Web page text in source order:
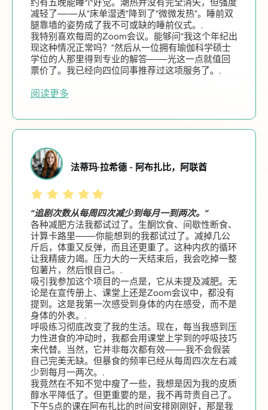
约有五晚能睡个好觉。潮热并没有完全消失，但强度
减轻了——从“床单湿透”降到了“微微发热”。睡前双
腿靠墙的姿势成了我不可或缺的睡前仪式。.
我特别喜欢每周的Zoom会议。能够问“我这个年纪出
现这种情况正常吗？”然后从一位拥有瑜伽科学硕士
学位的人那里得到专业的解答——光这一点就值回
票价了。我已经向四位同事推荐过这项服务了。.
阅读更多
法蒂玛·拉希德 - 阿布扎比，阿联酋
“追剧次数从每周四次减少到每月一到两次。”
各种减肥方法我都试过了。生酮饮食、间歇性断食、
计算卡路里——你能想到的我都试过了。减掉几公
斤后，体重又反弹，而且还更重了。这种内疚的循环
让我精疲力竭。压力大的一天结束后，我会吃掉一整
包薯片，然后恨自己。.
吸引我参加这个项目的一点是，它从未提及减肥。无
论是在宣传册上、课堂上还是Zoom会议中，都没有
提到。这是我第一次感受到身体的内在感受，而不是
身体的外表。.
呼吸练习彻底改变了我的生活。现在，每当我感到压
力性进食的冲动时，我都会用课堂上学到的呼吸技巧
来代替。当然，它并非每次都有效——我不会假装
自己完美无缺。但暴食的频率已经从每周四次左右减
少到每月一两次。.
我竟然在不知不觉中瘦了一些，我想是因为我的皮质
醇水平降低了。但更重要的是，我不再苛责自己了。
下午5点的课在阿布扎比的时间安排刚刚好，那是我